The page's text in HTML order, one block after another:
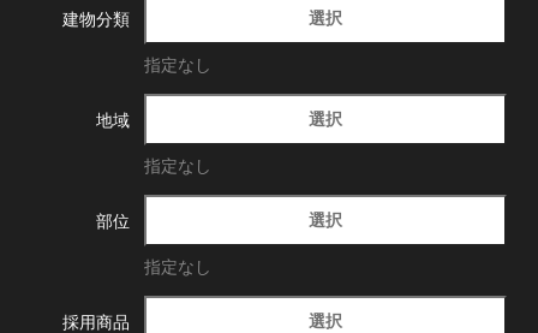
建物分類 選択
指定なし
地域 選択
指定なし
部位 選択
指定なし
採用商品 選択